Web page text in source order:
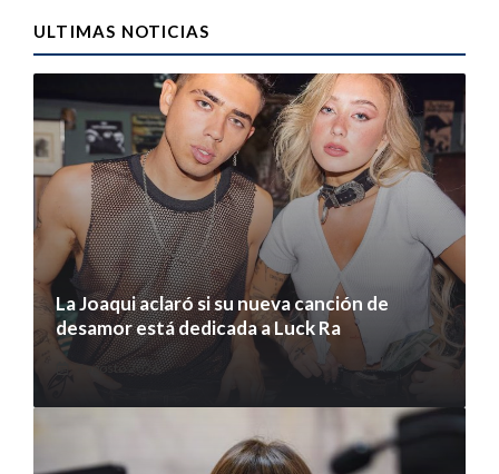
ULTIMAS NOTICIAS
La Joaqui aclaró si su nueva canción de
desamor está dedicada a Luck Ra
7 agosto 2026